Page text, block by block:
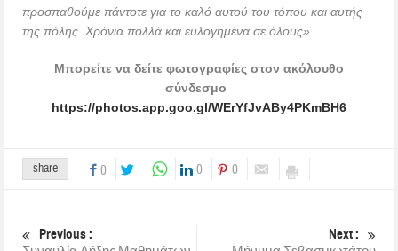
προσπαθούμε πάντοτε για το καλό αυτού του τόπου και αυτής
της πόλης. Χρόνια πολλά και ευλογημένα σε όλους».
Μπορείτε να δείτε φωτογραφίες στον ακόλουθο
σύνδεσμο
https://photos.app.goo.gl/WErYfJvABy4PKmBH6
share 0 0 0
Previous : Next :